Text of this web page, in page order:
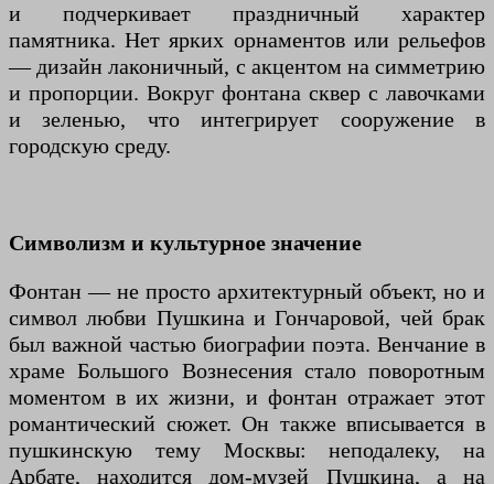
и подчеркивает праздничный характер
памятника. Нет ярких орнаментов или рельефов
— дизайн лаконичный, с акцентом на симметрию
и пропорции. Вокруг фонтана сквер с лавочками
и зеленью, что интегрирует сооружение в
городскую среду.
Символизм и культурное значение
Фонтан — не просто архитектурный объект, но и
символ любви Пушкина и Гончаровой, чей брак
был важной частью биографии поэта. Венчание в
храме Большого Вознесения стало поворотным
моментом в их жизни, и фонтан отражает этот
романтический сюжет. Он также вписывается в
пушкинскую тему Москвы: неподалеку, на
Арбате, находится дом-музей Пушкина, а на